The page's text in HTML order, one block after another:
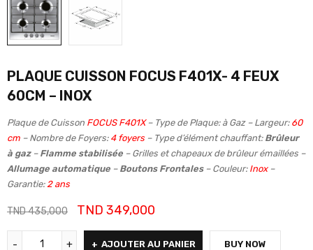
PLAQUE CUISSON FOCUS F401X- 4 FEUX
60CM – INOX
Plaque de Cuisson FOCUS F401X– Type de Plaque: à Gaz – Largeur:60
cm – Nombre de Foyers:4 foyers – Type d’élément chauffant: Brûleur
à gaz– Flamme stabilisée – Grilles et chapeaux de brûleur émaillées –
Allumage automatique – Boutons Frontales– Couleur:Inox–
Garantie:2 ans
TND435,000 TND 349,000
AJOUTER AU PANIER BUY NOW